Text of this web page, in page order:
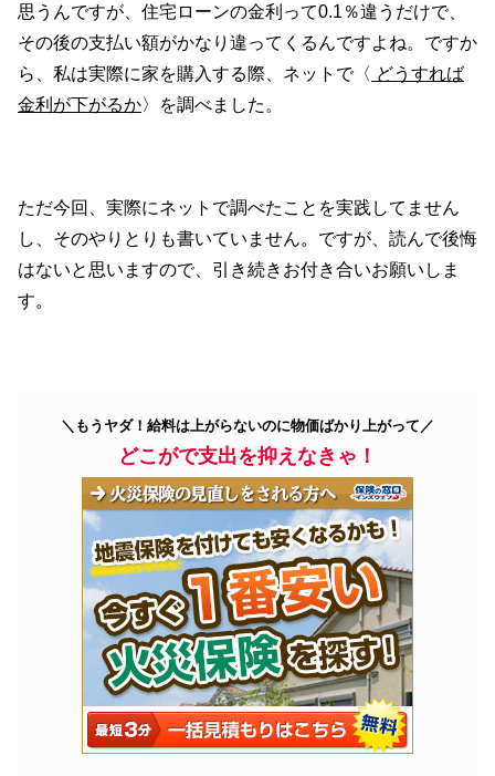
思うんですが、住宅ローンの金利って0.1％違うだけで、
その後の支払い額がかなり違ってくるんですよね。ですか
ら、私は実際に家を購入する際、ネットで〈 どうすれば
金利が下がるか〉を調べました。
ただ今回、実際にネットで調べたことを実践してません
し、そのやりとりも書いていません。ですが、読んで後悔
はないと思いますので、引き続きお付き合いお願いしま
す。
＼もうヤダ！給料は上がらないのに物価ばかり上がって／
どこがで支出を抑えなきゃ！